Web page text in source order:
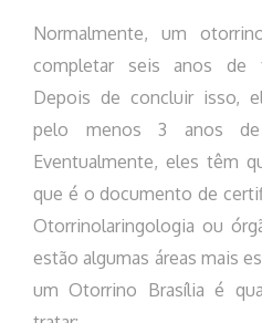
Normalmente, um
completar seis anos de
Depois de concluir isso,
pelo menos 3 anos de
Eventualmente, eles têm
que é o documento de
Otorrinolaringologia ou
estão algumas áreas mais
um Otorrino Brasília é